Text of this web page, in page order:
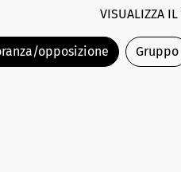
VISUALIZZA IL
opposizione Gruppo